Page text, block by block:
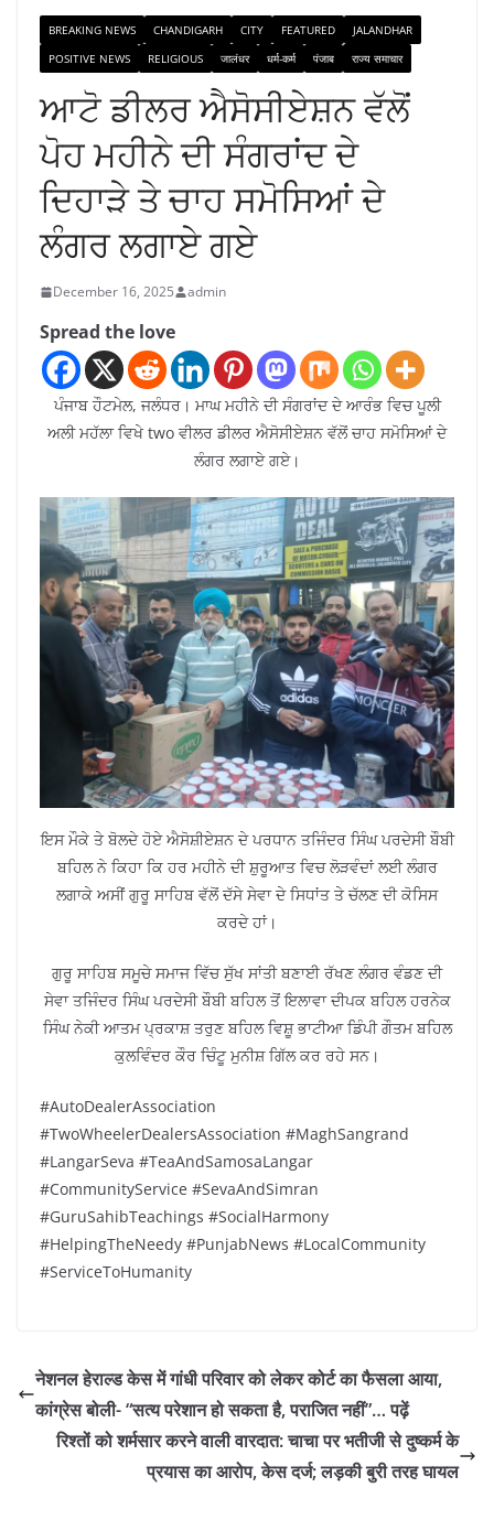
BREAKING NEWS CHANDIGARH CITY FEATURED
JALANDHAR
POSITIVE NEWS
RELIGIOUS जालंधर धर्म-कर्म पंजाब राज्य समाचार
ਆਟੋ ਡੀਲਰ ਐਸੋਸੀਏਸ਼ਨ ਵੱਲੋਂ
ਪੋਹ ਮਹੀਨੇ ਦੀ ਸੰਗਰਾਂਦ ਦੇ
ਦਿਹਾੜੇ ਤੇ ਚਾਹ ਸਮੋਸਿਆਂ ਦੇ
ਲੰਗਰ ਲਗਾਏ ਗਏ
December 16, 2025 admin
Spread the love
ਪੰਜਾਬ ਹੌਟਮੇਲ, ਜਲੰਧਰ। ਮਾਘ ਮਹੀਨੇ ਦੀ ਸੰਗਰਾਂਦ ਦੇ ਆਰੰਭ ਵਿਚ ਪੂਲੀ
ਅਲੀ ਮਹੱਲਾ ਵਿਖੇ two ਵੀਲਰ ਡੀਲਰ ਐਸੋਸੀਏਸ਼ਨ ਵੱਲੋਂ ਚਾਹ ਸਮੋਸਿਆਂ ਦੇ
ਲੰਗਰ ਲਗਾਏ ਗਏ।
ਇਸ ਮੌਕੇ ਤੇ ਬੋਲਦੇ ਹੋਏ ਐਸੋਸ਼ੀਏਸ਼ਨ ਦੇ ਪਰਧਾਨ ਤਜਿੰਦਰ ਸਿੰਘ ਪਰਦੇਸੀ ਬੌਬੀ
ਬਹਿਲ ਨੇ ਕਿਹਾ ਕਿ ਹਰ ਮਹੀਨੇ ਦੀ ਸ਼ੁਰੂਆਤ ਵਿਚ ਲੋੜਵੰਦਾਂ ਲਈ ਲੰਗਰ
ਲਗਾਕੇ ਅਸੀਂ ਗੁਰੂ ਸਾਹਿਬ ਵੱਲੋਂ ਦੱਸੇ ਸੇਵਾ ਦੇ ਸਿਧਾਂਤ ਤੇ ਚੱਲਣ ਦੀ ਕੋਸਿਸ
ਕਰਦੇ ਹਾਂ।
ਗੁਰੂ ਸਾਹਿਬ ਸਮੂਚੇ ਸਮਾਜ ਵਿੱਚ ਸੁੱਖ ਸਾਂਤੀ ਬਣਾਈ ਰੱਖਣ ਲੰਗਰ ਵੰਡਣ ਦੀ
ਸੇਵਾ ਤਜਿੰਦਰ ਸਿੰਘ ਪਰਦੇਸੀ ਬੌਬੀ ਬਹਿਲ ਤੋਂ ਇਲਾਵਾ ਦੀਪਕ ਬਹਿਲ ਹਰਨੇਕ
ਸਿੰਘ ਨੇਕੀ ਆਤਮ ਪ੍ਰਕਾਸ਼ ਤਰੁਣ ਬਹਿਲ ਵਿਸ਼ੂ ਭਾਟੀਆ ਡਿੰਪੀ ਗੌਤਮ ਬਹਿਲ
ਕੁਲਵਿੰਦਰ ਕੌਰ ਚਿੰਟੂ ਮੁਨੀਸ਼ ਗਿੱਲ ਕਰ ਰਹੇ ਸਨ।
#AutoDealerAssociation
#TwoWheelerDealersAssociation #MaghSangrand
#LangarSeva #TeaAndSamosaLangar
#CommunityService #SevaAndSimran
#GuruSahibTeachings #SocialHarmony
#HelpingTheNeedy #PunjabNews #LocalCommunity
#ServiceToHumanity
नेशनल हेराल्ड केस में गांधी परिवार को लेकर कोर्ट का फैसला आया,
कांग्रेस बोली- “सत्य परेशान हो सकता है, पराजित नहीं”… पढ़ें
रिश्तों को शर्मसार करने वाली वारदात: चाचा पर भतीजी से दुष्कर्म के
प्रयास का आरोप, केस दर्ज; लड़की बुरी तरह घायल